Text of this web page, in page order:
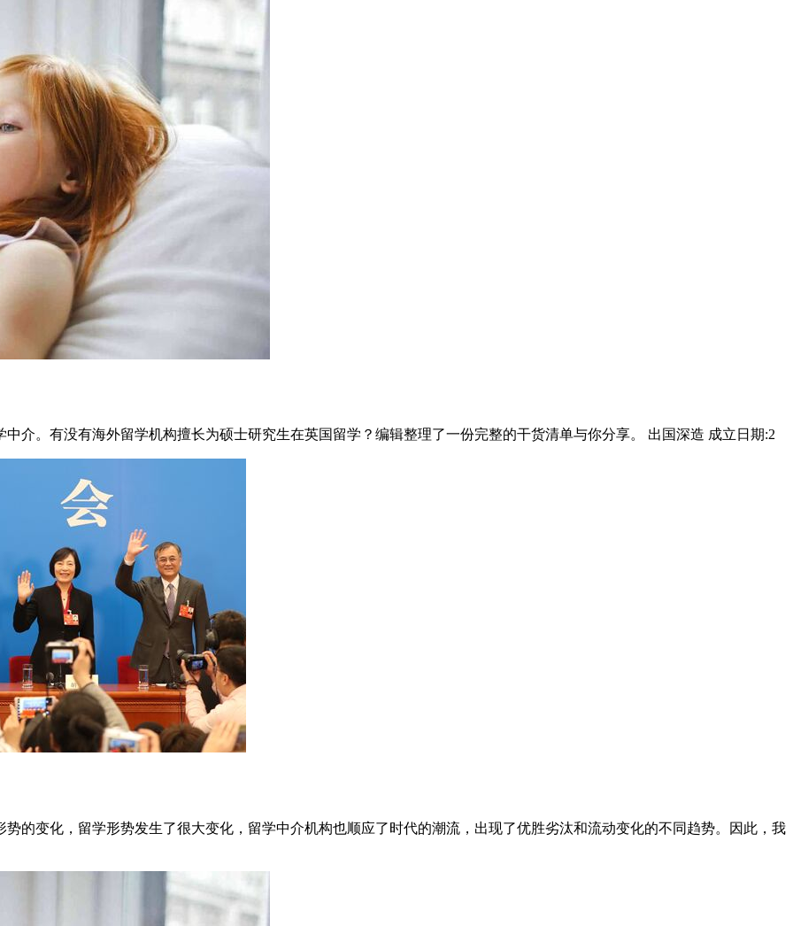
介。有没有海外留学机构擅长为硕士研究生在英国留学？编辑整理了一份完整的干货清单与你分享。 出国深造 成立日期:2
势的变化，留学形势发生了很大变化，留学中介机构也顺应了时代的潮流，出现了优胜劣汰和流动变化的不同趋势。因此，我